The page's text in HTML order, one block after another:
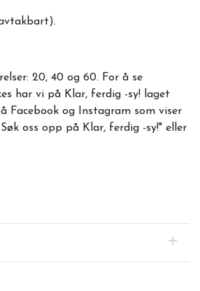
20, 40 og 60. For å se
har vi på Klar, ferdig -sy! laget
Facebook og Instagram som viser
oss opp på Klar, ferdig -sy!" eller